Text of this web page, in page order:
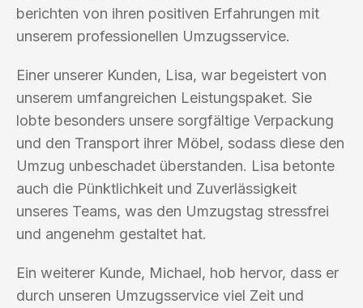
berichten von ihren positiven Erfahrungen mit
unserem professionellen Umzugsservice.
Einer unserer Kunden, Lisa, war begeistert von
unserem umfangreichen Leistungspaket. Sie
lobte besonders unsere sorgfältige Verpackung
und den Transport ihrer Möbel, sodass diese den
Umzug unbeschadet überstanden. Lisa betonte
auch die Pünktlichkeit und Zuverlässigkeit
unseres Teams, was den Umzugstag stressfrei
und angenehm gestaltet hat.
Ein weiterer Kunde, Michael, hob hervor, dass er
durch unseren Umzugsservice viel Zeit und